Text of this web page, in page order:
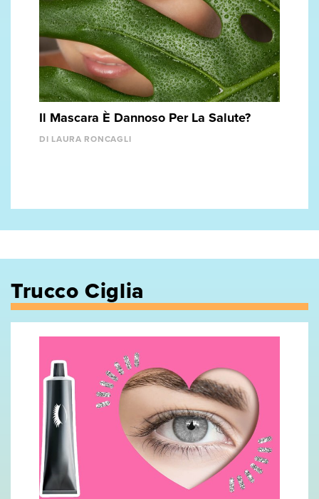
Il Mascara È Dannoso Per La Salute?
DI LAURA RONCAGLI
Trucco Ciglia